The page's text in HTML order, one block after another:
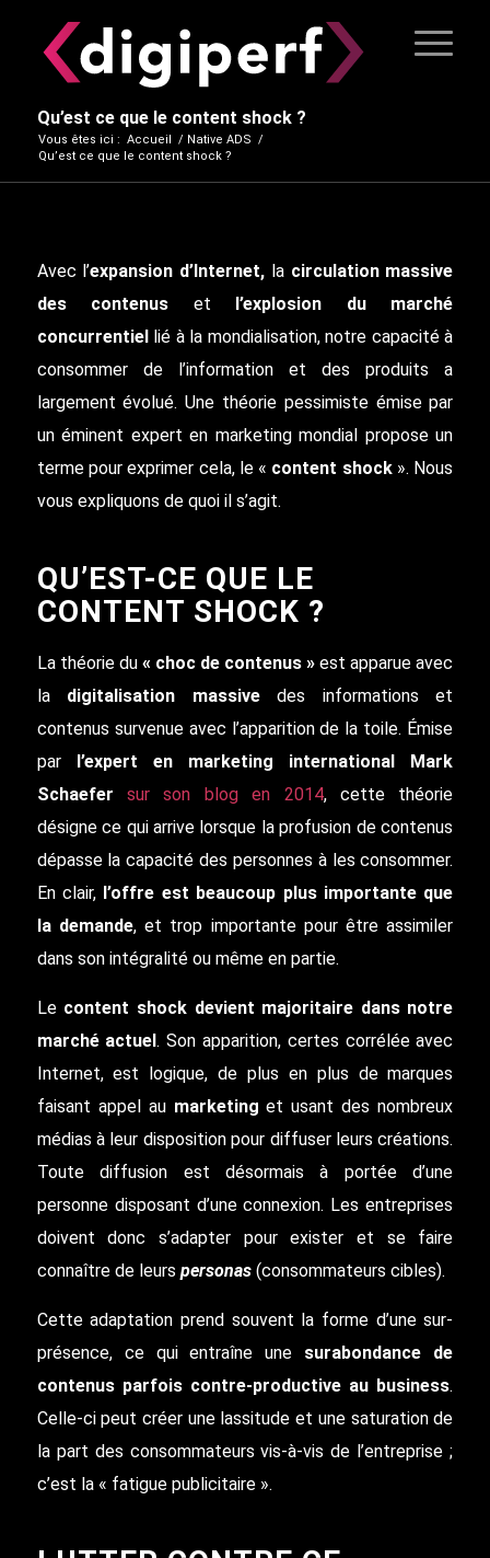
Qu’est ce que le content shock ?
Vous êtes ici : Accueil / Native ADS /
Qu’est ce que le content shock ?
Avec l’expansion d’Internet, lacirculation massive
des contenus et
l’explosion du marché
concurrentiel
lié à la mondialisation, notre capacité à
consommer de l’information et des produits a
largement évolué. Une théorie pessimiste émise par
un éminent expert en marketing mondial propose un
terme pour exprimer cela, le « content shock». Nous
vous expliquons de quoi il s’agit.
QU’EST-CE QUE LE
CONTENT SHOCK ?
La théorie du« choc de contenus »est apparue avec
ladigitalisation massivedes informations et
contenus survenue avec l’apparition de la toile. Émise
par l’expert en marketing international Mark
Schaefer sur son blog en 2014, cette théorie
désigne ce qui arrive lorsque la profusion de contenus
dépasse la capacité des personnes à les consommer.
En clair, l’offre est beaucoup plus importante que
la demande, et trop importante pour être assimiler
dans son intégralité ou même en partie.
Le content shock devient majoritaire dans notre
marché actuel. Son apparition, certes corrélée avec
Internet, est logique, de plus en plus de marques
faisant appel au marketing et usant des nombreux
médias à leur disposition pour diffuser leurs créations.
Toute diffusion est désormais à portée d’une
personne disposant d’une connexion. Les entreprises
doivent donc s’adapter pour exister et se faire
connaître de leurs personas(consommateurs cibles).
Cette adaptation prend souvent la forme d’une sur-
présence, ce qui entraîne une surabondance de
contenus parfois contre-productive au business.
Celle-ci peut créer une lassitude et une saturation de
la part des consommateurs vis-à-vis de l’entreprise ;
c’est la « fatigue publicitaire ».